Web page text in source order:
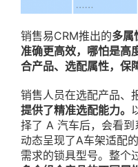
销售易CRM推出的多属
准确更高效，哪怕是高
合产品、选配属性，保
销售人员在选配产品、
提供了精准选配能力。
择了 A 汽车后，会看
动态呈现了A车架适配
需求的锁具型号。整个